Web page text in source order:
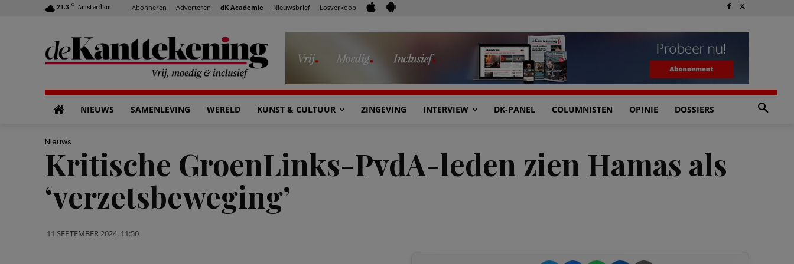
21.3 C Amsterdam Abonneren Adverteren dK Academie Nieuwsbrief Losverkoop
NIEUWS SAMENLEVING WERELD KUNST & CULTUUR ZINGEVING INTERVIEW DK-PANEL COLUMNISTEN OPINIE DOSSIERS
Nieuws
Kritische GroenLinks-PvdA-leden zien Hamas als
‘verzetsbeweging’
11 SEPTEMBER 2024, 11:50